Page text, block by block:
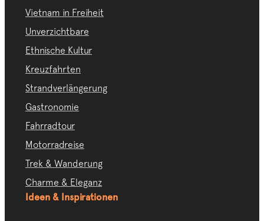
Vietnam in Freiheit
Unverzichtbare
Ethnische Kultur
Kreuzfahrten
Strandverlängerung
Gastronomie
Fahrradtour
Motorradreise
Trek & Wanderung
Charme & Eleganz
Ideen & Inspirationen